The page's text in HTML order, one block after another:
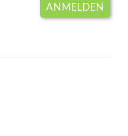
ANMELDEN